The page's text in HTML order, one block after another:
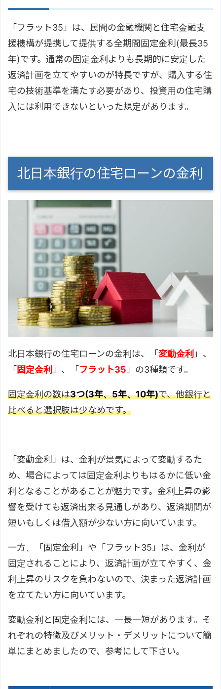
「フラット35」は、民間の金融機関と住宅金融支
援機構が提携して提供する全期間固定金利(最長35
年)です。通常の固定金利よりも長期的に安定した
返済計画を立てやすいのが特長ですが、購入する住
宅の技術基準を満たす必要があり、投資用の住宅購
入には利用できないといった規定があります。
北日本銀行の住宅ローンの金利
北日本銀行の住宅ローンの金利は、「 変動金利 」、
「 固定金利 」、「 フラット35」の3種類です。
固定金利の数は3つ(3年、5年、10年)で、他銀行と
比べると選択肢は少なめです。
「変動金利」は、金利が景気によって変動するた
め、場合によっては固定金利よりもはるかに低い金
利となることがあることが魅力です。金利上昇の影
響を受けても返済出来る見通しがあり、返済期間が
短いもしくは借入額が少ない方に向いています。
一方、「固定金利」や「フラット35」は、金利が
固定されることにより、返済計画が立てやすく、金
利上昇のリスクを負わないので、決まった返済計画
を立てたい方に向いています。
変動金利と固定金利には、一長一短があります。そ
れぞれの特徴及びメリット・デメリットについて簡
単にまとめましたので、参考にして下さい。